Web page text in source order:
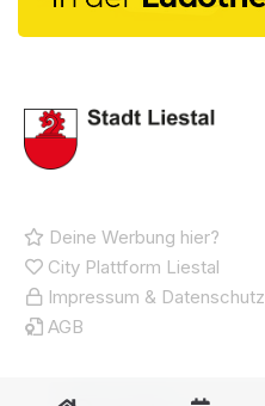
Deine Werbung hier?
City Plattform Liestal
Impressum & Datenschutz
AGB